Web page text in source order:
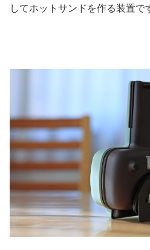
してホットサンドを作る装置で